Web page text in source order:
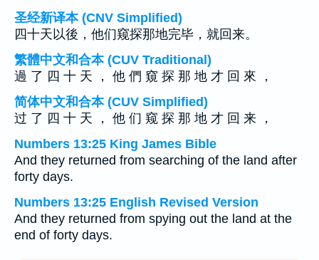
圣经新译本 (CNV Simplified)
四十天以後，他们窥探那地完毕，就回来。
繁體中文和合本 (CUV Traditional)
過 了 四 十 天 ， 他 們 窺 探 那 地 才 回 來 ，
简体中文和合本 (CUV Simplified)
过 了 四 十 天 ， 他 们 窥 探 那 地 才 回 来 ，
Numbers 13:25 King James Bible
And they returned from searching of the land after
forty days.
Numbers 13:25 English Revised Version
And they returned from spying out the land at the
end of forty days.